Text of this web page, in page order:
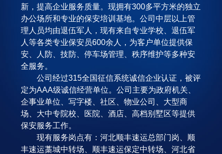
新，提高企业服务质量。现拥有300多平方米的独立
办公场所和专业的保安培训基地。公司中层以上管
理人员均由退伍军人，现有来自专业学校、退伍军
人等各类专业保安员600余人，为客户单位提供保
安、人防、技防、停车场管理、秩序维护等多种安
全服务。
公司经过315全国征信系统诚信企业认证，被评
定为AAA级诚信经营单位。公司主要为政府机关、
企事业单位、写字楼、社区、物业公司、大型商
场、大中专院校、医院、酒店、高档别墅区等提供
保安服务工作。
现有服务岗点有：河北顺丰速运总部门岗、顺
丰速运藁城中转场、顺丰速运保定中转场、河北省